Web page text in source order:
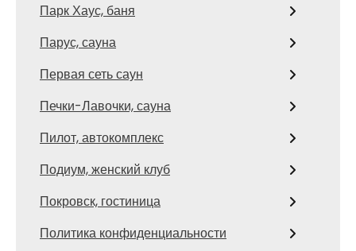
Парк Хаус, баня
Парус, сауна
Первая сеть саун
Печки-Лавочки, сауна
Пилот, автокомплекс
Подиум, женский клуб
Покровск, гостиница
Политика конфиденциальности